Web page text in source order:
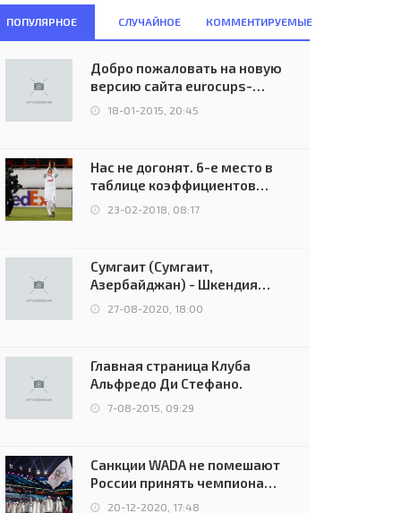
ПОПУЛЯРНОЕ СЛУЧАЙНОЕ КОММЕНТИРУЕМЫЕ
Добро пожаловать на новую
версию сайта eurocups-
uefa.ru
18-01-2015, 20:45
Нас не догонят. 6-е место в
таблице коэффициентов
УЕФА остаётся за Россией
23-02-2018, 08:17
Сумгаит (Сумгаит,
Азербайджан) - Шкендия
(Тетово, Северная
Македония) - 0:2 (0:0)
27-08-2020, 18:00
Главная страница Клуба
Альфредо Ди Стефано.
7-08-2015, 09:29
Санкции WADA не помешают
России принять чемпионат
Европы и финал Лиги
20-12-2020, 17:48